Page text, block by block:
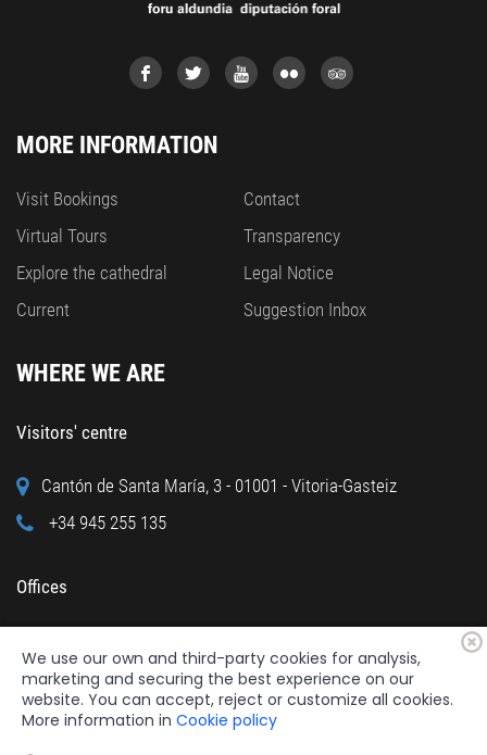
MORE INFORMATION
Visit Bookings
Virtual Tours
Explore the cathedral
Current
Contact
Transparency
Legal Notice
Suggestion Inbox
WHERE WE ARE
Visitors' centre
Cantón de Santa María, 3 - 01001 - Vitoria-Gasteiz
+34 945 255 135
Offices
+34 945 122 160
We use our own and third-party cookies for analysis,
marketing and securing the best experience on our
website. You can accept, reject or customize all cookies.
More information in Cookie policy